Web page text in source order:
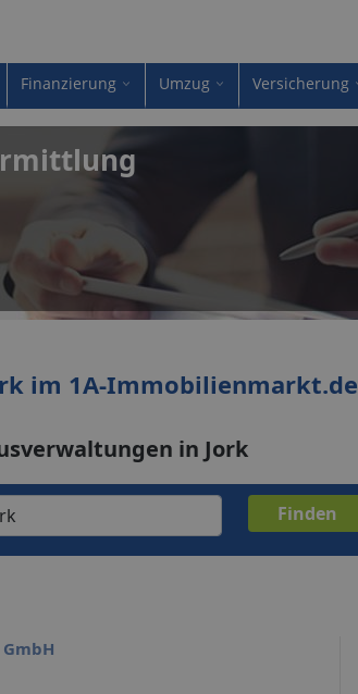
Finanzierung Umzug Versicherung
im 1A-Immobilienmarkt.de
in Jork